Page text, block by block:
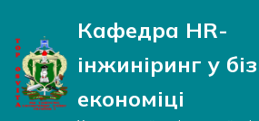
Перейти
до
вмісту
Кафедра HR-
інжиніринг у
економіці